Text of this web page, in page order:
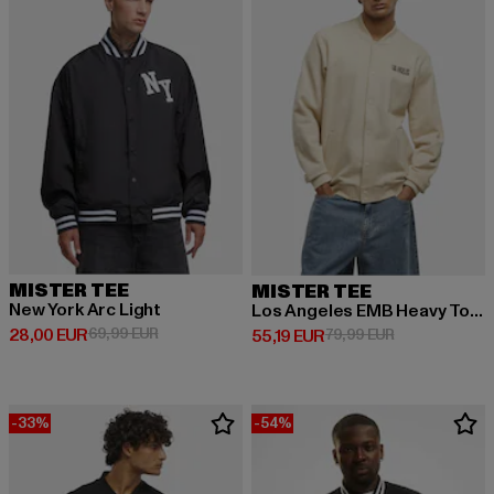
MISTER TEE
New York Arc Light
28,00 EUR
Derzeitiger Preis: 28,00 EUR
69,99 EURAktionspreis: 69,99 EUR
MISTER TEE
Los Angeles EMB Heavy Tonal College Jacket
55,19 EUR
Derzeitiger Preis: 55,19 EUR
79,99 EURAktionspreis:
-33% -54%